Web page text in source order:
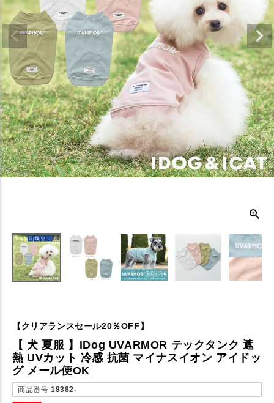
【クリアランスセール20％OFF】
【 犬 夏服 】iDog UVARMOR テックタンク 遮
熱 UVカット 冷感 抗菌 マイナスイオン アイドッ
グ メール便OK
商品番号 18382-